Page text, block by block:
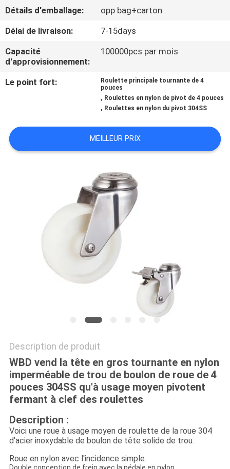
CONTRÔLE
DE
QUALITÉ
CONTACTEZ-
DEMANDEZ
UNE
PRIVACY
Détails d'emballage:
opp bag+carton
Délai de livraison:
7-15days
Capacité
d'approvisionnement:
100000pcs par mois
Le point fort:
Roulette principale tournante de 4
pouces
, Roulettes en nylon de pivot de 4 pouces
, Roulettes en nylon du pivot 304SS
MEILLEUR PRIX
Description de produit
WBD vend la tête en gros tournante en nylon
imperméable de trou de boulon de roue de 4
pouces 304SS qu'à usage moyen pivotent
fermant à clef des roulettes
Description :
Voici une roue à usage moyen de roulette de la roue 304
d'acier inoxydable de boulon de tête solide de trou.
Roue en nylon avec l'incidence simple.